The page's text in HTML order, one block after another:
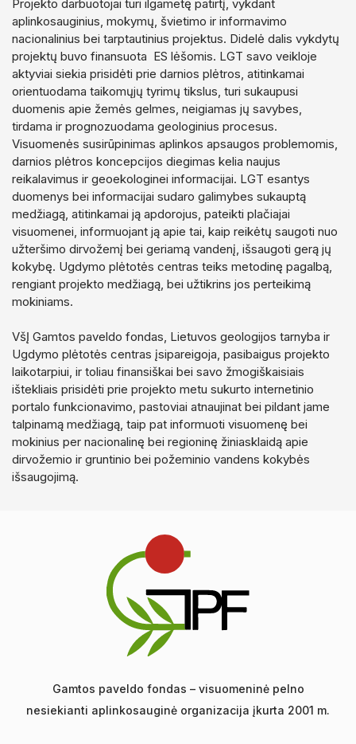
Projekto darbuotojai turi ilgametę patirtį, vykdant
aplinkosauginius, mokymų, švietimo ir informavimo
nacionalinius bei tarptautinius projektus. Didelė dalis vykdytų
projektų buvo finansuota ES lėšomis. LGT savo veikloje
aktyviai siekia prisidėti prie darnios plėtros, atitinkamai
orientuodama taikomųjų tyrimų tikslus, turi sukaupusi
duomenis apie žemės gelmes, neigiamas jų savybes,
tirdama ir prognozuodama geologinius procesus.
Visuomenės susirūpinimas aplinkos apsaugos problemomis,
darnios plėtros koncepcijos diegimas kelia naujus
reikalavimus ir geoekologinei informacijai. LGT esantys
duomenys bei informacijai sudaro galimybes sukauptą
medžiagą, atitinkamai ją apdorojus, pateikti plačiajai
visuomenei, informuojant ją apie tai, kaip reikėtų saugoti nuo
užteršimo dirvožemį bei geriamą vandenį, išsaugoti gerą jų
kokybę. Ugdymo plėtotės centras teiks metodinę pagalbą,
rengiant projekto medžiagą, bei užtikrins jos perteikimą
mokiniams.
VšĮ Gamtos paveldo fondas, Lietuvos geologijos tarnyba ir
Ugdymo plėtotės centras įsipareigoja, pasibaigus projekto
laikotarpiui, ir toliau finansiškai bei savo žmogiškaisiais
ištekliais prisidėti prie projekto metu sukurto internetinio
portalo funkcionavimo, pastoviai atnaujinat bei pildant jame
talpinamą medžiagą, taip pat informuoti visuomenę bei
mokinius per nacionalinę bei regioninę žiniasklaidą apie
dirvožemio ir gruntinio bei požeminio vandens kokybės
išsaugojimą.
Gamtos paveldo fondas – visuomeninė pelno
nesiekianti aplinkosauginė organizacija įkurta 2001 m.